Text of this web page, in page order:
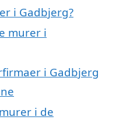
i Gadbjerg?
murer i
i Gadbjerg
i de